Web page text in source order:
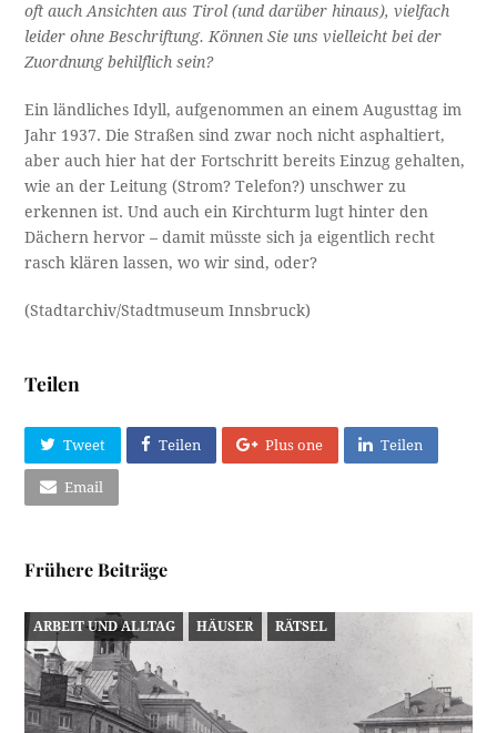
oft auch Ansichten aus Tirol (und darüber hinaus), vielfach
leider ohne Beschriftung. Können Sie uns vielleicht bei der
Zuordnung behilflich sein?
Ein ländliches Idyll, aufgenommen an einem Augusttag im
Jahr 1937. Die Straßen sind zwar noch nicht asphaltiert,
aber auch hier hat der Fortschritt bereits Einzug gehalten,
wie an der Leitung (Strom? Telefon?) unschwer zu
erkennen ist. Und auch ein Kirchturm lugt hinter den
Dächern hervor – damit müsste sich ja eigentlich recht
rasch klären lassen, wo wir sind, oder?
(Stadtarchiv/Stadtmuseum Innsbruck)
Teilen
Tweet Teilen Plus one Teilen
Email
Frühere Beiträge
ARBEIT UND ALLTAG HÄUSER RÄTSEL